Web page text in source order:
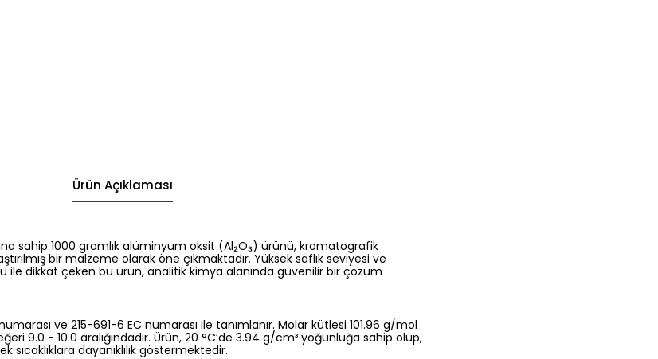
Ürün Açıklaması
sahip 1000 gramlık alüminyum oksit (Al₂O₃) ürünü, kromatografik
bir malzeme olarak öne çıkmaktadır. Yüksek saflık seviyesi ve
dikkat çeken bu ürün, analitik kimya alanında güvenilir bir çözüm
ve 215-691-6 EC numarası ile tanımlanır. Molar kütlesi 101.96 g/mol
9.0 - 10.0 aralığındadır. Ürün, 20 °C’de 3.94 g/cm³ yoğunluğa sahip olup,
sıcaklıklara dayanıklılık göstermektedir.